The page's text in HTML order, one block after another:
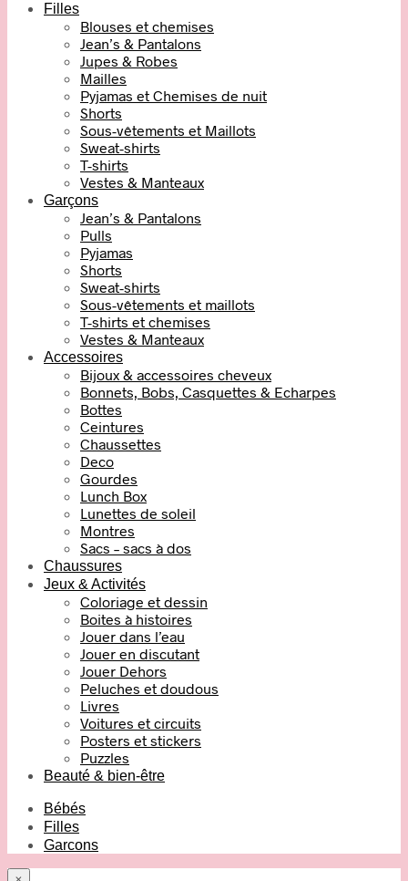
Filles
Blouses et chemises
Jean’s & Pantalons
Jupes & Robes
Mailles
Pyjamas et Chemises de nuit
Shorts
Sous-vêtements et Maillots
Sweat-shirts
T-shirts
Vestes & Manteaux
Garçons
Jean’s & Pantalons
Pulls
Pyjamas
Shorts
Sweat-shirts
Sous-vêtements et maillots
T-shirts et chemises
Vestes & Manteaux
Accessoires
Bijoux & accessoires cheveux
Bonnets, Bobs, Casquettes & Echarpes
Bottes
Ceintures
Chaussettes
Deco
Gourdes
Lunch Box
Lunettes de soleil
Montres
Sacs – sacs à dos
Chaussures
Jeux & Activités
Coloriage et dessin
Boites à histoires
Jouer dans l’eau
Jouer en discutant
Jouer Dehors
Peluches et doudous
Livres
Voitures et circuits
Posters et stickers
Puzzles
Beauté & bien-être
Bébés
Filles
Garcons